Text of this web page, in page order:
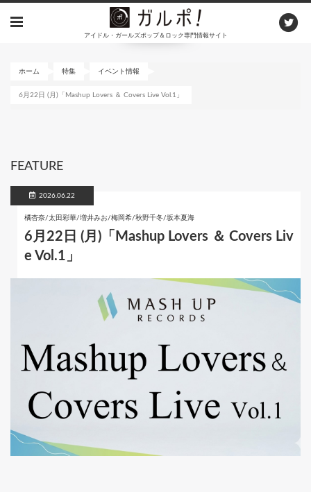
アイドル・ガールズポップ＆ロック専門情報サイト
ホーム 特集 イベント情報
6月22日 (月)「Mashup Lovers ＆ Covers Live Vol.1」
FEATURE
2026.06.22
橘杏奈/太田彩華/増井みお/梅岡希/秋野千冬/坂本夏海
6月22日 (月)「Mashup Lovers ＆ Covers Liv
e Vol.1」